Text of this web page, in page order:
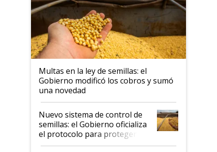
Multas en la ley de semillas: el
Gobierno modificó los cobros y sumó
una novedad
Nuevo sistema de control de
semillas: el Gobierno oficializa
el protocolo para proteger la
propiedad intelectual